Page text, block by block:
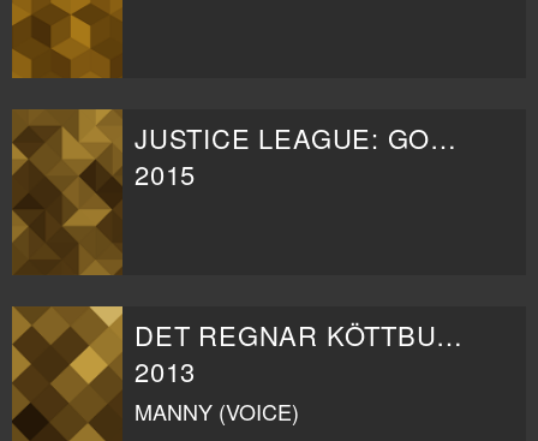
JUSTICE LEAGUE: GODS AND MONSTERS
2015
DET REGNAR KÖTTBULLAR 2: DEN STORA MATKAMPEN
2013
MANNY (VOICE)